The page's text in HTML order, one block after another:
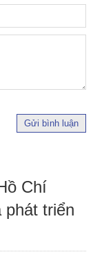
Gửi bình luận
Chí
phát triển